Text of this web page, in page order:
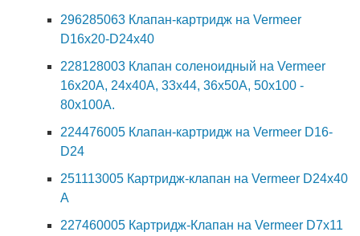
296285063 Клапан-картридж на Vermeer
D16x20-D24x40
228128003 Клапан соленоидный на Vermeer
16х20А, 24х40А, 33х44, 36х50А, 50х100 -
80х100А.
224476005 Клапан-картридж на Vermeer D16-
D24
251113005 Картридж-клапан на Vermeer D24x40
A
227460005 Картридж-Клапан на Vermeer D7x11